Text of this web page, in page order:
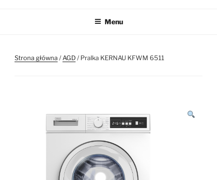
Menu
Strona główna/AGD/ Pralka KERNAU KFWM 6511